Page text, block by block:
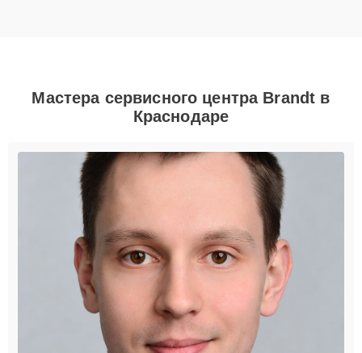
Мастера сервисного центра Brandt в
Краснодаре